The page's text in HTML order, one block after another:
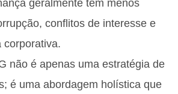
geralmente têm menos
conflitos de interesse e
corporativa.
não é apenas uma estratégia de
é uma abordagem holística que